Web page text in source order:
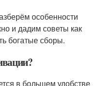
особенности
и дадим советы как
богатые сборы.
в большем удобстве